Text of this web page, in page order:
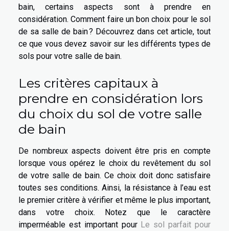
bain, certains aspects sont à prendre en
considération. Comment faire un bon choix pour le sol
de sa salle de bain ? Découvrez dans cet article, tout
ce que vous devez savoir sur les différents types de
sols pour votre salle de bain.
Les critères capitaux à
prendre en considération lors
du choix du sol de votre salle
de bain
De nombreux aspects doivent être pris en compte
lorsque vous opérez le choix du revêtement du sol
de votre salle de bain. Ce choix doit donc satisfaire
toutes ses conditions. Ainsi, la résistance à l’eau est
le premier critère à vérifier et même le plus important,
dans votre choix. Notez que le caractère
imperméable est important pour Le sol parfait pour